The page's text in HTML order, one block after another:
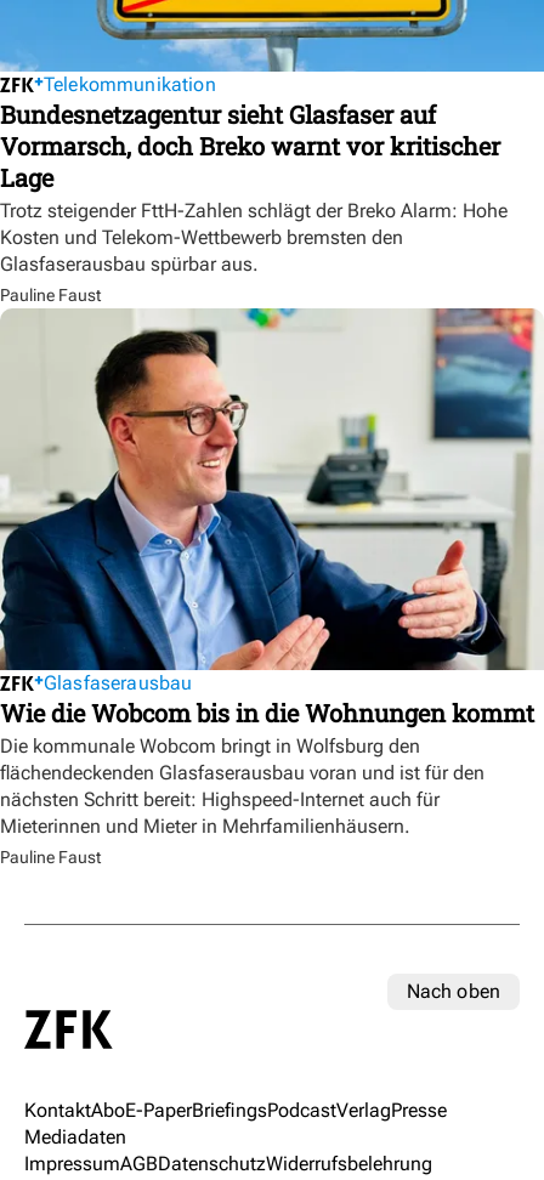
Telekommunikation
Bundesnetzagentur sieht Glasfaser auf
Vormarsch, doch Breko warnt vor kritischer
Lage
Trotz steigender FttH-Zahlen schlägt der Breko Alarm: Hohe
Kosten und Telekom-Wettbewerb bremsten den
Glasfaserausbau spürbar aus.
Pauline Faust
Glasfaserausbau
Wie die Wobcom bis in die Wohnungen kommt
Die kommunale Wobcom bringt in Wolfsburg den
flächendeckenden Glasfaserausbau voran und ist für den
nächsten Schritt bereit: Highspeed-Internet auch für
Mieterinnen und Mieter in Mehrfamilienhäusern.
Pauline Faust
Nach oben
KontaktAboE-PaperBriefingsPodcastVerlagPresse
Mediadaten
ImpressumAGBDatenschutzWiderrufsbelehrung